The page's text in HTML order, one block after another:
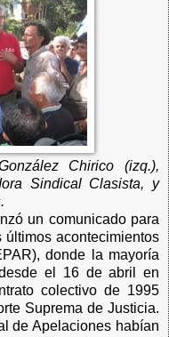
Chirico (izq.),
Sindical Clasista, y
un comunicado para
acontecimientos
donde la mayoría
el 16 de abril en
colectivo de 1995
Suprema de Justicia.
de Apelaciones habían